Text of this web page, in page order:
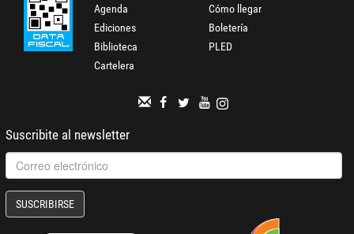
Agenda
Ediciones
Biblioteca
Cartelera
Cómo llegar
Boletería
PLED
Suscribite al newsletter
SUSCRIBIRSE